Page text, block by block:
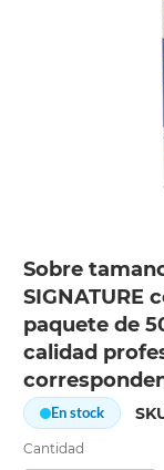
Sobre
SIGNATURE
paquete de
calidad
En stock
Cantidad